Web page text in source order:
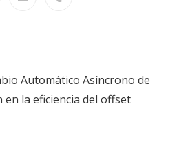
Automático Asíncrono de
en la eficiencia del offset